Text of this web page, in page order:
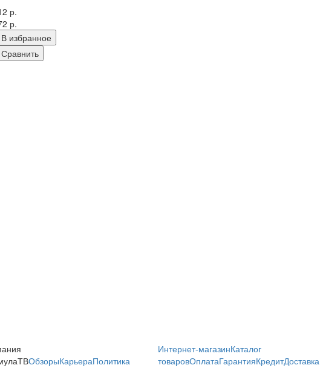
р.
р.
В избранное
Сравнить
ОбзорыКарьераПолитика
Интернет-магазинКаталог
товаровОплатаГарантияКредитДоставка